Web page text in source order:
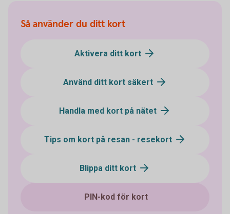
Så använder du ditt kort
Aktivera ditt kort
Använd ditt kort säkert
Handla med kort på nätet
Tips om kort på resan - resekort
Blippa ditt kort
PIN-kod för kort